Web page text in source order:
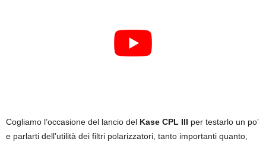
Cogliamo l’occasione del lancio del Kase CPL III per testarlo un po’
e parlarti dell’utilità dei filtri polarizzatori, tanto importanti quanto,